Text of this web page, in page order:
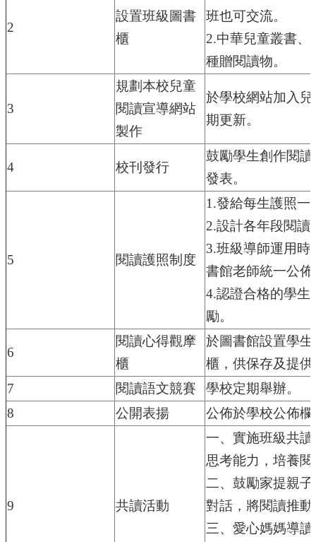
全
雲
網
站
資
告
告
資
訊
安
管
2
設置班級圖書
櫃
班也可交流。
2.中華兒童叢書、
種贈閱讀物。
3
規劃本校兒童
閱讀宣導網站
製作
於學校網站加入
期更新。
4 校刊發行
鼓勵學生創作閱
發表。
5 閱讀護照制度
1.發給每生護照一
2.設計各年段閱讀
3.班級導師運用時
書館老師統一公
4.認證合格的學生
勵。
6
閱讀心得觀摩
櫃
於圖書館設置學
櫃，供保存及提
7
閱讀語文競賽
學校定期舉辦。
8
公開表揚 公佈於學校公佈
9 共讀活動
一、實施班級共
思考能力，培養
二、鼓勵家提親
對話，將閱讀推
三、愛心媽媽導